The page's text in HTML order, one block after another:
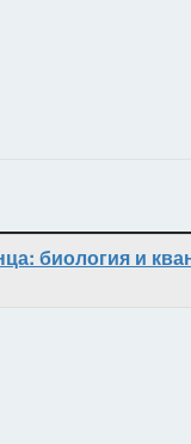
биология и